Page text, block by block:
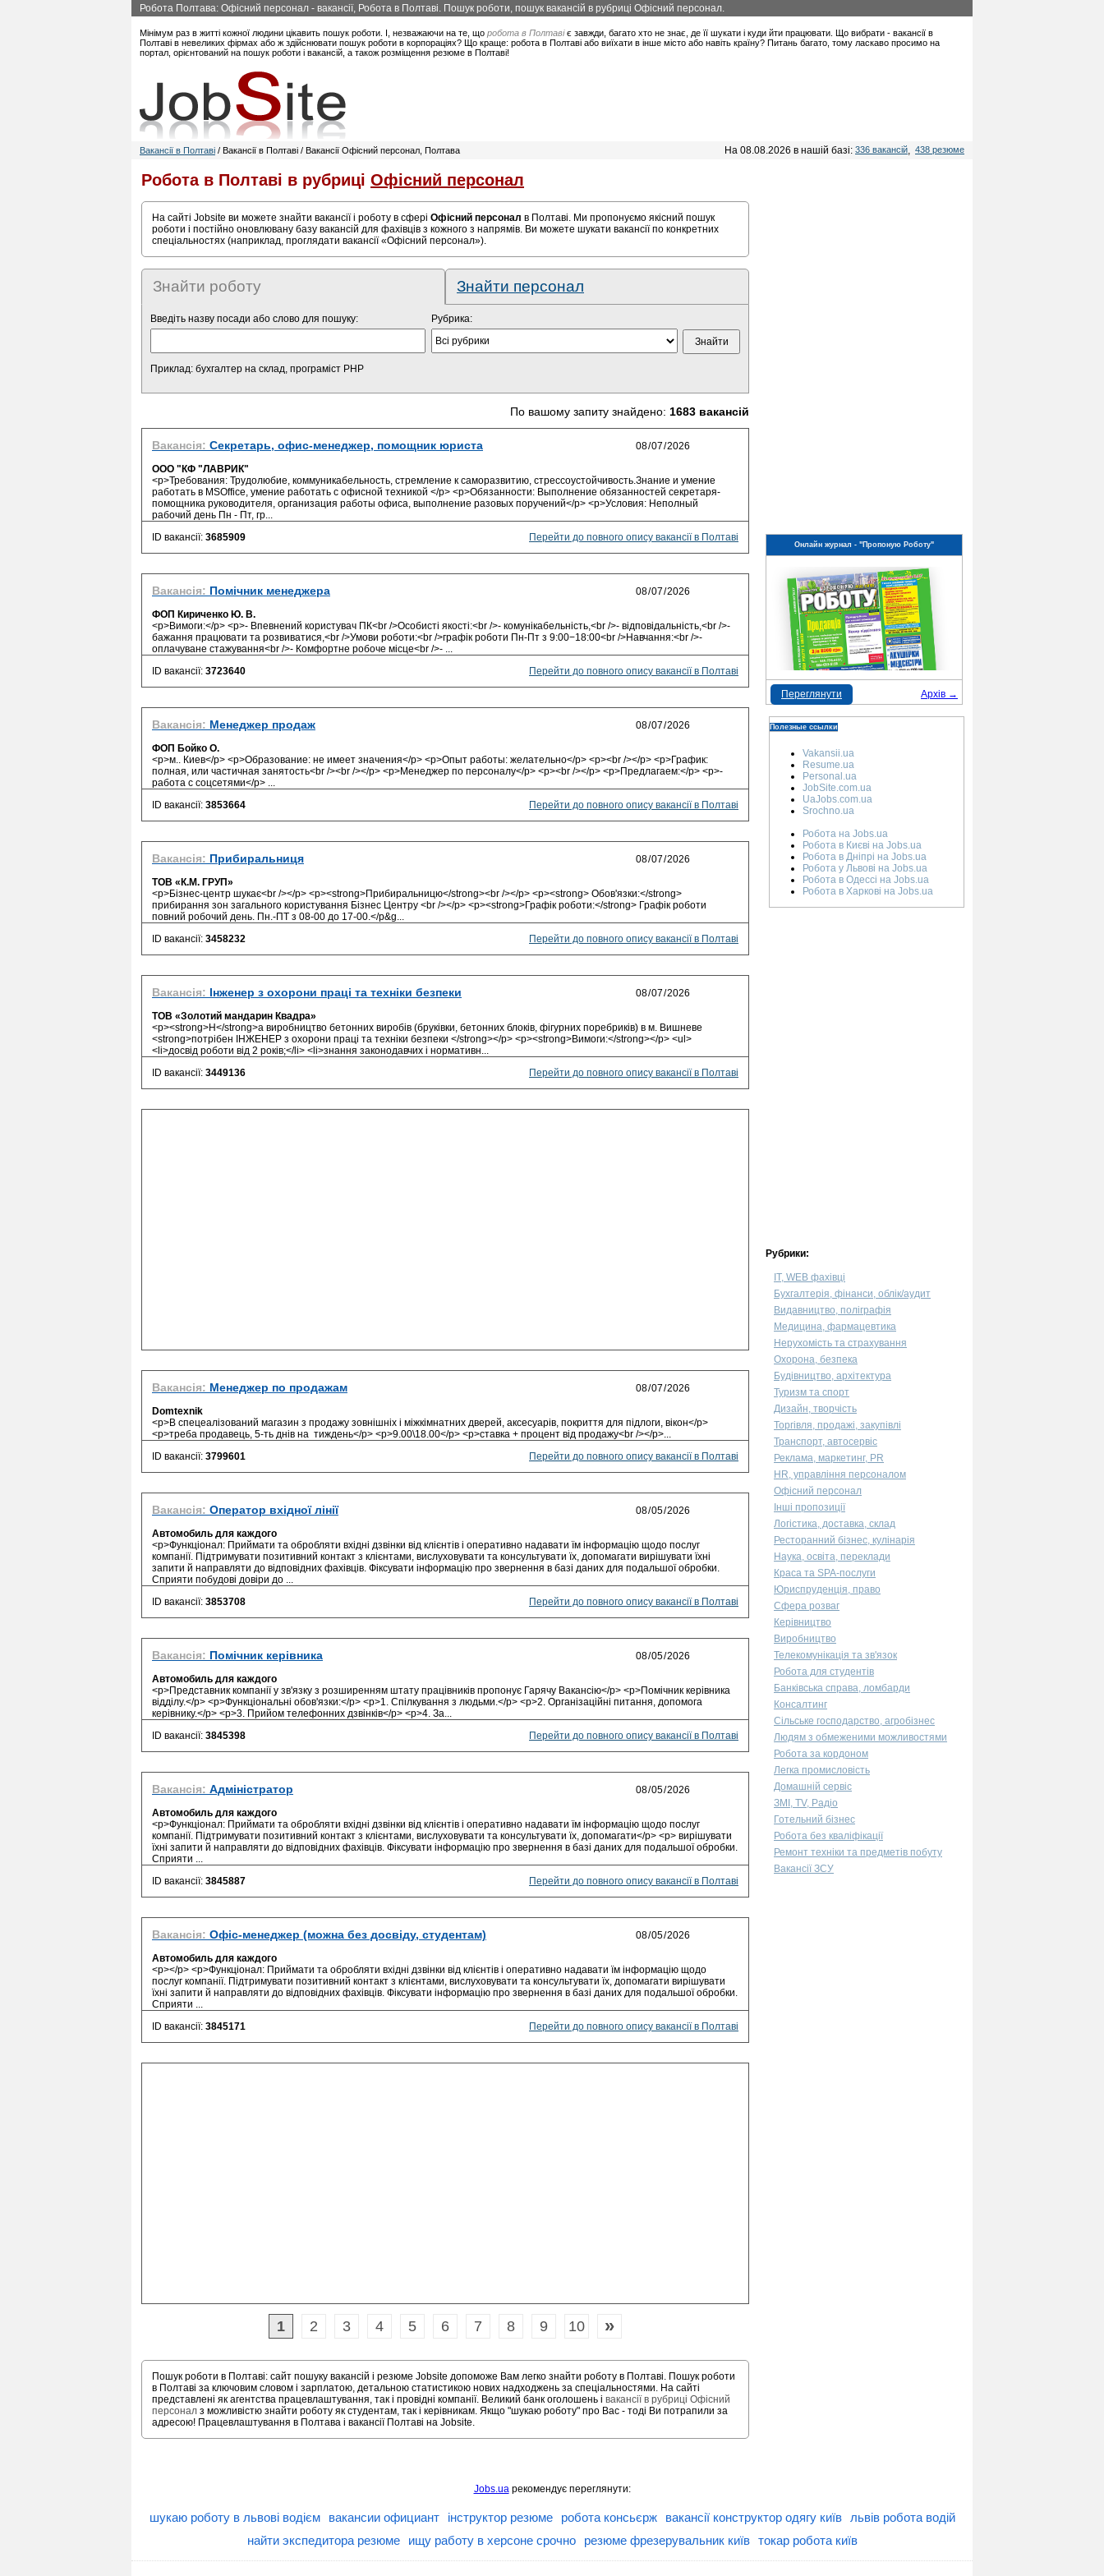
Робота Полтава: Офісний персонал - вакансії, Робота в Полтаві. Пошук роботи, пошук вакансій в рубриці Офісний персонал.
Мінімум раз в житті кожної людини цікавить пошук роботи. І, незважаючи на те, що робота в Полтавіє завжди, багато хто не знає, де її шукати і куди йти працювати. Що вибрати - вакансії в
Полтаві в невеликих фірмах або ж здійснювати пошук роботи в корпораціях? Що краще: робота в Полтаві або виїхати в інше місто або навіть країну? Питань багато, тому ласкаво просимо на
портал, орієнтований на пошук роботи і вакансій, а також розміщення резюме в Полтаві!
Вакансії в Полтаві / Вакансії в Полтаві / Вакансії Офісний персонал, Полтава На 08.08.2026 в нашій базі: 336 вакансій, 438 резюме
Робота в Полтаві в рубриці Офісний персонал
На сайті Jobsite ви можете знайти вакансії і роботу в сфері Офісний персонал в Полтаві. Ми пропонуємо якісний пошук
роботи і постійно оновлювану базу вакансій для фахівців з кожного з напрямів. Ви можете шукати вакансії по конкретних
спеціальностях (наприклад, проглядати вакансії «Офісний персонал»).
Знайти роботу Знайти персонал
Введіть назву посади або слово для пошуку:
Приклад: бухгалтер на склад, програміст PHP
Рубрика:
По вашому запиту знайдено: 1683 вакансій
Вакансія: Секретарь, офис-менеджер, помощник юриста
ООО "КФ "ЛАВРИК"
<p>Требования: Трудолюбие, коммуникабельность, стремление к саморазвитию, стрессоустойчивость.Знание и умение
работать в MSOffice, умение работать с офисной техникой </p> <p>Обязанности: Выполнение обязанностей секретаря-
помощника руководителя, организация работы офиса, выполнение разовых поручений</p> <p>Условия: Неполный
рабочий день Пн - Пт, гр...
ID вакансії: 3685909 Перейти до повного опису вакансії в Полтаві
Вакансія: Помічник менеджера
ФОП Кириченко Ю. В.
<p>Вимоги:</p> <p>- Впевнений користувач ПК<br />Особисті якості:<br />- комунікабельність,<br />- відповідальність,<br />-
бажання працювати та розвиватися,<br />Умови роботи:<br />графік роботи Пн-Пт з 9:00−18:00<br />Навчання:<br />-
оплачуване стажування<br />- Комфортне робоче місце<br />- ...
ID вакансії: 3723640 Перейти до повного опису вакансії в Полтаві
Вакансія: Менеджер продаж
ФОП Бойко О.
<p>м.. Киев</p> <p>Образование: не имеет значения</p> <p>Опыт работы: желательно</p> <p><br /></p> <p>График:
полная, или частичная занятость<br /><br /></p> <p>Менеджер по персоналу</p> <p><br /></p> <p>Предлагаем:</p> <p>-
работа с соцсетями</p> ...
ID вакансії: 3853664 Перейти до повного опису вакансії в Полтаві
Вакансія: Прибиральниця
ТОВ «К.М. ГРУП»
<p>Бізнес-центр шукає<br /></p> <p><strong>Прибиральницю</strong><br /></p> <p><strong> Обов'язки:</strong>
прибирання зон загального користування Бізнес Центру <br /></p> <p><strong>Графік роботи:</strong> Графік роботи
повний робочий день. Пн.-ПТ з 08-00 до 17-00.</p&g...
ID вакансії: 3458232 Перейти до повного опису вакансії в Полтаві
Вакансія: Інженер з охорони праці та техніки безпеки
ТОВ «Золотий мандарин Квадра»
<p><strong>Н</strong>а виробництво бетонних виробів (бруківки, бетонних блоків, фігурних поребриків) в м. Вишневе
<strong>потрібен ІНЖЕНЕР з охорони праці та техніки безпеки </strong></p> <p><strong>Вимоги:</strong></p> <ul>
<li>досвід роботи від 2 років;</li> <li>знання законодавчих і нормативн...
ID вакансії: 3449136 Перейти до повного опису вакансії в Полтаві
Вакансія: Менеджер по продажам
Domtexnik
<p>В спецеалізований магазин з продажу зовнішніх і міжкімнатних дверей, аксесуарів, покриття для підлоги, вікон</p>
<p>треба продавець, 5-ть днів на тиждень</p> <p>9.00\18.00</p> <p>ставка + процент від продажу<br /></p>...
ID вакансії: 3799601 Перейти до повного опису вакансії в Полтаві
Вакансія: Оператор вхідної лінії
Автомобиль для каждого
<p>Функціонал: Приймати та обробляти вхідні дзвінки від клієнтів і оперативно надавати їм інформацію щодо послуг
компанії. Підтримувати позитивний контакт з клієнтами, вислуховувати та консультувати їх, допомагати вирішувати їхні
запити й направляти до відповідних фахівців. Фіксувати інформацію про звернення в базі даних для подальшої обробки.
Сприяти побудові довіри до ...
ID вакансії: 3853708 Перейти до повного опису вакансії в Полтаві
Вакансія: Помічник керівника
Автомобиль для каждого
<p>Представник компанії у зв'язку з розширенням штату працівників пропонує Гарячу Вакансію</p> <p>Помічник керівника
відділу.</p> <p>Функціональні обов'язки:</p> <p>1. Спілкування з людьми.</p> <p>2. Організаційні питання, допомога
керівнику.</p> <p>3. Прийом телефонних дзвінків</p> <p>4. За...
ID вакансії: 3845398 Перейти до повного опису вакансії в Полтаві
Вакансія: Адміністратор
Автомобиль для каждого
<p>Функціонал: Приймати та обробляти вхідні дзвінки від клієнтів і оперативно надавати їм інформацію щодо послуг
компанії. Підтримувати позитивний контакт з клієнтами, вислуховувати та консультувати їх, допомагати</p> <p> вирішувати
їхні запити й направляти до відповідних фахівців. Фіксувати інформацію про звернення в базі даних для подальшої обробки.
Сприяти ...
ID вакансії: 3845887 Перейти до повного опису вакансії в Полтаві
Вакансія: Офіс-менеджер (можна без досвіду, студентам)
Автомобиль для каждого
<p></p> <p>Функціонал: Приймати та обробляти вхідні дзвінки від клієнтів і оперативно надавати їм інформацію щодо
послуг компанії. Підтримувати позитивний контакт з клієнтами, вислуховувати та консультувати їх, допомагати вирішувати
їхні запити й направляти до відповідних фахівців. Фіксувати інформацію про звернення в базі даних для подальшої обробки.
Сприяти ...
ID вакансії: 3845171 Перейти до повного опису вакансії в Полтаві
1 2 3 4 5 6 7 8 9 10 »
Пошук роботи в Полтаві: сайт пошуку вакансій і резюме Jobsite допоможе Вам легко знайти роботу в Полтаві. Пошук роботи
в Полтаві за ключовим словом і зарплатою, детальною статистикою нових надходжень за спеціальностями. На сайті
представлені як агентства працевлаштування, так і провідні компанії. Великий банк оголошень і вакансії в рубриці Офісний
персонал з можливістю знайти роботу як студентам, так і керівникам. Якщо "шукаю роботу" про Вас - тоді Ви потрапили за
адресою! Працевлаштування в Полтава і вакансії Полтаві на Jobsite.
Онлайн журнал - "Пропоную Роботу"
Архів →
Переглянути
Полезные ссылки
Vakansii.ua
Resume.ua
Personal.ua
JobSite.com.ua
UaJobs.com.ua
Srochno.ua
Робота на Jobs.ua
Робота в Києві на Jobs.ua
Робота в Дніпрі на Jobs.ua
Робота у Львові на Jobs.ua
Робота в Одессі на Jobs.ua
Робота в Харкові на Jobs.ua
Рубрики:
IT, WEB фахівці
Бухгалтерія, фінанси, облік/аудит
Видавництво, поліграфія
Медицина, фармацевтика
Нерухомість та страхування
Охорона, безпека
Будівництво, архітектура
Туризм та спорт
Дизайн, творчість
Торгівля, продажі, закупівлі
Транспорт, автосервіс
Реклама, маркетинг, PR
HR, управління персоналом
Офісний персонал
Інші пропозиції
Логістика, доставка, склад
Ресторанний бізнес, кулінарія
Наука, освіта, переклади
Краса та SPA-послуги
Юриспруденція, право
Сфера розваг
Керівництво
Виробництво
Телекомунікація та зв'язок
Робота для студентів
Банківська справа, ломбарди
Консалтинг
Сільське господарство, агробізнес
Людям з обмеженими можливостями
Робота за кордоном
Легка промисловість
Домашній сервіс
ЗМІ, TV, Радіо
Готельний бізнес
Робота без кваліфікації
Ремонт техніки та предметів побуту
Вакансії ЗСУ
Jobs.uaрекомендує переглянути:
шукаю роботу в львові водієм вакансии официант інструктор резюме робота консьєрж вакансії конструктор одягу київ
львів робота водій
найти экспедитора резюме
ищу работу в херсоне срочно резюме фрезерувальник київ токар робота київ